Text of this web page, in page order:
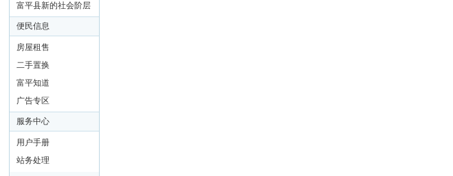
富平县新的社会阶层
联谊会
便民信息
房屋租售
二手置换
富平知道
广告专区
服务中心
用户手册
站务处理